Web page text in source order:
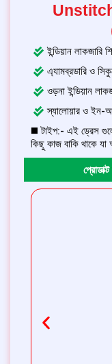
ইন্ডিয়ান লাকজারি
এ্যামব্রডারি ও
ওড়না ইন্ডিয়ান
স্যালোয়ার ও ইন-
◼️ টাইপ:- এই ড্রেস
কিছু কাজ বাকি থাকে যা